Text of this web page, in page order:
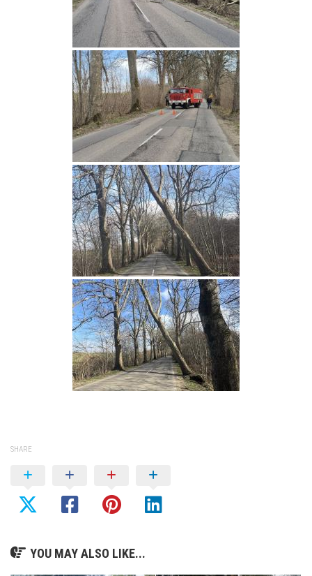
SHARE
YOU MAY ALSO LIKE...